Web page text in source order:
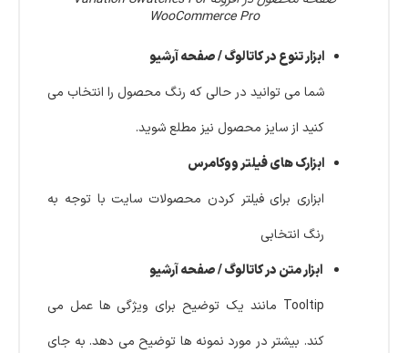
WooCommerce Pro
ابزار تنوع در کاتالوگ / صفحه آرشیو
شما می توانید در حالی که رنگ محصول را انتخاب می
کنید از سایز محصول نیز مطلع شوید.
ابزارک های فیلتر ووکامرس
ابزاری برای فیلتر کردن محصولات سایت با توجه به
رنگ انتخابی
ابزار متن در کاتالوگ / صفحه آرشیو
Tooltip مانند یک توضیح برای ویژگی ها عمل می
کند. بیشتر در مورد نمونه ها توضیح می دهد. به جای